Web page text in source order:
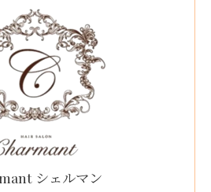
シェルマン